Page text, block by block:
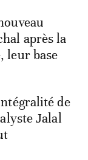
après la
leur base
de
Jalal